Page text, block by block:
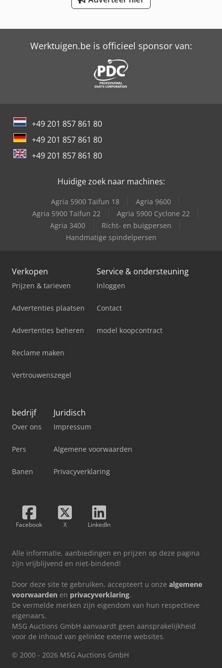
Trailer And Tools
Werktuigen.be is officieel sponsor van:
+49 201 857 861 80
+49 201 857 861 80
+49 201 857 861 80
Huidige zoek naar machines:
Agria 5900 Taifun 18
Agria 9600
Agria 5900 Taifun 22
Agria 5900 Cyclone 22
Agria 3400
Richt- en buigpersen
Handmatige spindelpersen
Verkopen
Prijzen & tarieven
Advertenties plaatsen
Advertenties beheren
Reclame maken
Vertrouwenszegel
Service & ondersteuning
Inloggen
Contact
model koopcontract
bedrijf
Over ons
Pers
Banen
Juridisch
Impressum
Algemene voorwaarden
Privacyverklaring
Facebook X LinkedIn
Alle informatie, aanbiedingen en prijzen op deze pagina
zijn vrijblijvend en niet-bindend!
Door deze site te gebruiken, accepteert u onze algemene
voorwaarden en privacyverklaring.
De vermelde merken zijn eigendom van hun respectieve
eigenaars.
MSG Auctions GmbH aanvaardt geen aansprakelijkheid
voor de inhoud van gelinkte externe websites.
© 2000 - 2026 MSG Auctions GmbH